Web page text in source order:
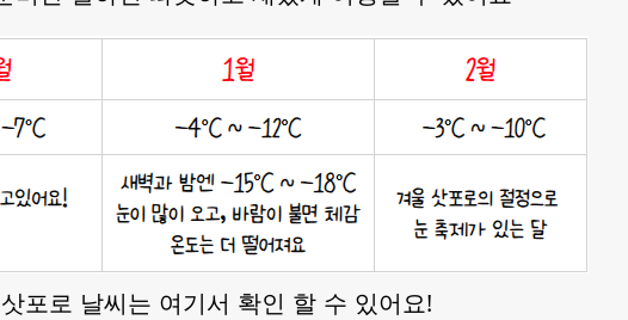
포로 날씨는 여기서 확인 할 수 있어요!